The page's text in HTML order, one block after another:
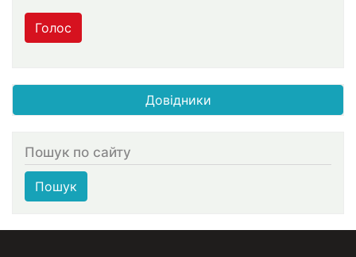
Голос
Довідники
Пошук по сайту
Пошук